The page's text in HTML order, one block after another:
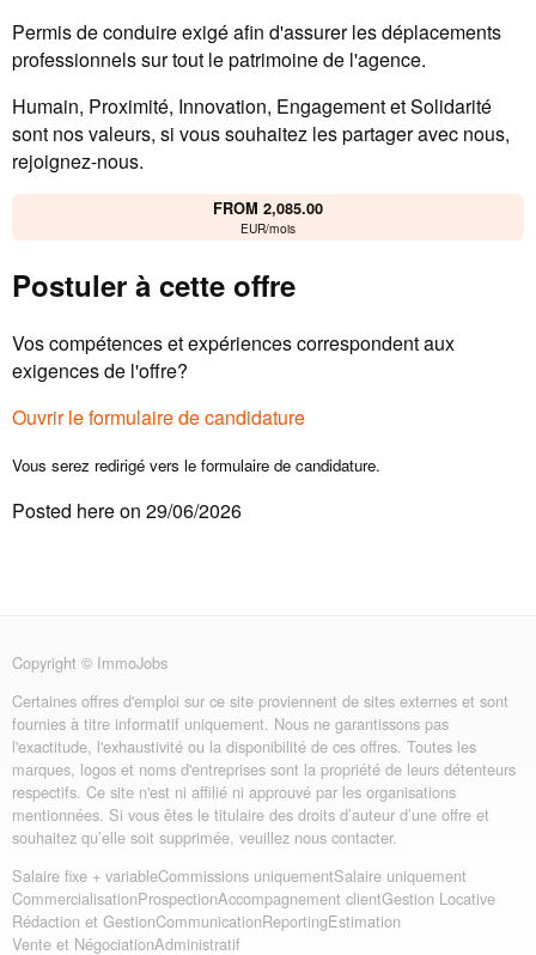
Permis de conduire exigé afin d'assurer les déplacements
professionnels sur tout le patrimoine de l'agence.
Humain, Proximité, Innovation, Engagement et Solidarité
sont nos valeurs, si vous souhaitez les partager avec nous,
rejoignez-nous.
FROM 2,085.00
EUR/mois
Postuler à cette offre
Vos compétences et expériences correspondent aux
exigences de l'offre?
Ouvrir le formulaire de candidature
Vous serez redirigé vers le formulaire de candidature.
Posted here on 29/06/2026
Copyright © ImmoJobs
Certaines offres d'emploi sur ce site proviennent de sites externes et sont
fournies à titre informatif uniquement. Nous ne garantissons pas
l'exactitude, l'exhaustivité ou la disponibilité de ces offres. Toutes les
marques, logos et noms d'entreprises sont la propriété de leurs détenteurs
respectifs. Ce site n'est ni affilié ni approuvé par les organisations
mentionnées. Si vous êtes le titulaire des droits d’auteur d’une offre et
souhaitez qu’elle soit supprimée, veuillez nous contacter.
Salaire fixe + variableCommissions uniquementSalaire uniquement
CommercialisationProspectionAccompagnement clientGestion Locative
Rédaction et GestionCommunicationReportingEstimation
Vente et NégociationAdministratif